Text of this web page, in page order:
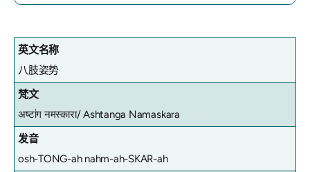
英文名称
八肢姿势
梵文
अष्टांग नमस्कारा/ Ashtanga Namaskara
发音
osh-TONG-ah nahm-ah-SKAR-ah